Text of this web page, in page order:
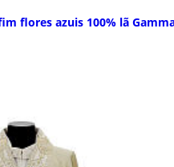
flores azuis 100% lã